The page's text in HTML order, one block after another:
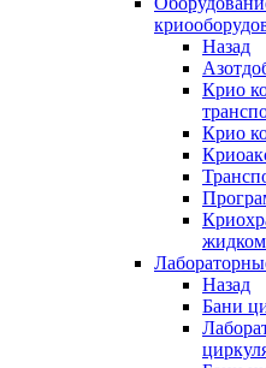
Назад
Крио
Крио
жидком
Назад
Бани